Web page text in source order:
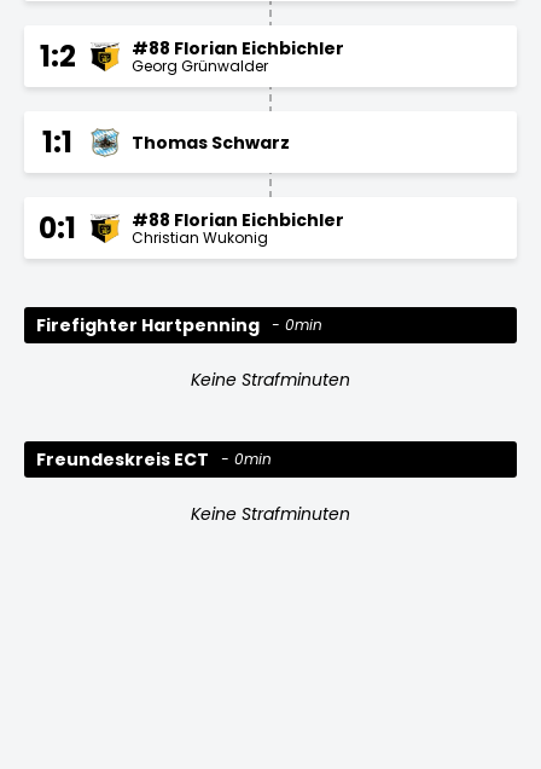
1:2 #88 Florian Eichbichler
Georg Grünwalder
1:1 Thomas Schwarz
0:1 #88 Florian Eichbichler
Christian Wukonig
Firefighter Hartpenning 0min
Keine Strafminuten
Freundeskreis ECT 0min
Keine Strafminuten